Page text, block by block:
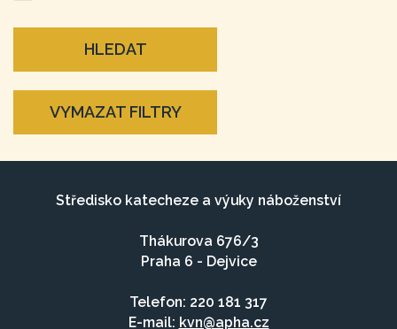
HLEDAT
VYMAZAT FILTRY
Středisko katecheze a výuky náboženství
Thákurova 676/3
Praha 6 - Dejvice
Telefon: 220 181 317
E-mail: kvn@apha.cz